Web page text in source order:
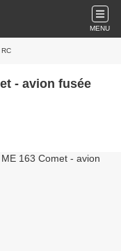
MENU
- avion fusée